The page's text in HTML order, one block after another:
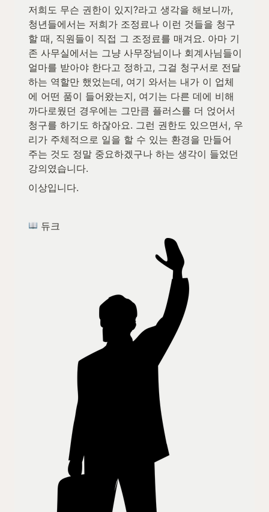
저희도 무슨 권한이 있지?라고 생각을 해보니까,
청년들에서는 저희가 조정료나 이런 것들을 청구
할 때, 직원들이 직접 그 조정료를 매겨요. 아마 기
존 사무실에서는 그냥 사무장님이나 회계사님들이
얼마를 받아야 한다고 정하고, 그걸 청구서로 전달
하는 역할만 했었는데, 여기 와서는 내가 이 업체
에 어떤 품이 들어왔는지, 여기는 다른 데에 비해
까다로웠던 경우에는 그만큼 플러스를 더 얹어서
청구를 하기도 하잖아요. 그런 권한도 있으면서, 우
리가 주체적으로 일을 할 수 있는 환경을 만들어
주는 것도 정말 중요하겠구나 하는 생각이 들었던
강의였습니다.
이상입니다.
듀크